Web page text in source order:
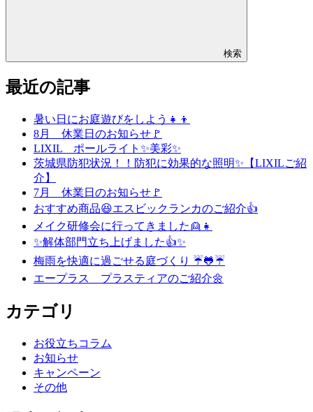
検索
最近の記事
暑い日にお庭遊びをしよう👧👦
8月 休業日のお知らせ🚩
LIXIL ポールライト✨美彩✨
茨城県防犯状況！！防犯に効果的な照明✨【LIXILご紹
介】
7月 休業日のお知らせ🚩
おすすめ商品😆エスビックランカのご紹介👍
メイク研修会に行ってきました👱👧
✨解体部門立ち上げました👍✨
梅雨を快適に過ごせる庭づくり ☔🐸☔
エープラス プラスティアのご紹介🌼
カテゴリ
お役立ちコラム
お知らせ
キャンペーン
その他